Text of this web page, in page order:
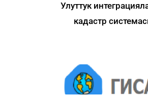
Улуттук
кадастр